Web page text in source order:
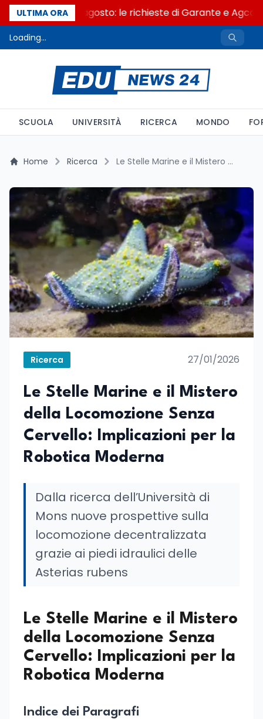
ULTIMA ORA
AI Act al via il 2 agosto: le richieste di Garante e Agcom
Loading...
SCUOLA UNIVERSITÀ RICERCA MONDO
Home Ricerca Le Stelle Marine e il Mistero della Locomozione Senza Cervello: Implicazioni per la Robotica Moderna
Ricerca 27/01/2026
Le Stelle Marine e il Mistero
della Locomozione Senza
Cervello: Implicazioni per la
Robotica Moderna
Dalla ricerca dell’Università di
Mons nuove prospettive sulla
locomozione decentralizzata
grazie ai piedi idraulici delle
Asterias rubens
Le Stelle Marine e il Mistero
della Locomozione Senza
Cervello: Implicazioni per la
Robotica Moderna
Indice dei Paragrafi